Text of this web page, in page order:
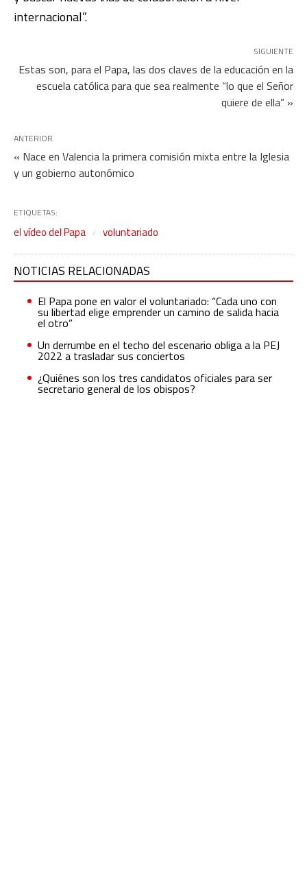
internacional”.
SIGUIENTE
Estas son, para el Papa, las dos claves de la educación en la
escuela católica para que sea realmente “lo que el Señor
quiere de ella” »
ANTERIOR
« Nace en Valencia la primera comisión mixta entre la Iglesia
y un gobierno autonómico
ETIQUETAS:
el vídeo del Papa voluntariado
NOTICIAS RELACIONADAS
El Papa pone en valor el voluntariado: “Cada uno con
su libertad elige emprender un camino de salida hacia
el otro”
Un derrumbe en el techo del escenario obliga a la PEJ
2022 a trasladar sus conciertos
¿Quiénes son los tres candidatos oficiales para ser
secretario general de los obispos?